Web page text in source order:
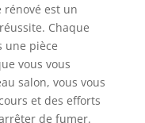
rénové est un
Chaque
une pièce
vous vous
salon, vous vous
et des efforts
de fumer.